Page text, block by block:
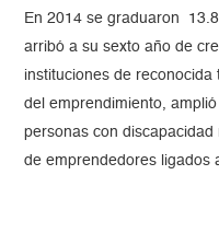
En 2014 se graduaron
arribó a su sexto año de
instituciones de
del emprendimiento,
personas con
de emprendedores ligados